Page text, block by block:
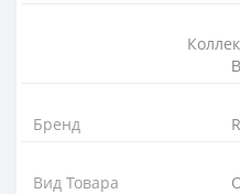
Бренд
Вид Товара